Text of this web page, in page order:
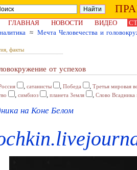
ГЛАВНАЯ НОВОСТИ ВИДЕО
≈ Мечта Человечества и
факты
от успехов
, сатанисты , Победа , Третья мировая
, симбиоз , планета Земля , Слово Всадника
на Коне Белом